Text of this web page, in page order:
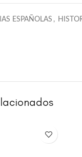
ESPAÑOLAS ,